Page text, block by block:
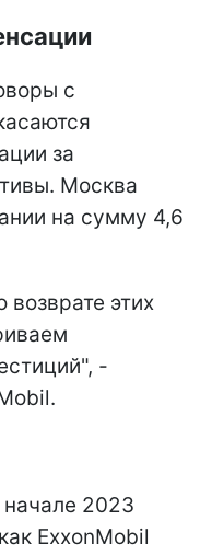
с
за
Москва
на сумму 4,6
этих
-
2023
ExxonMobil